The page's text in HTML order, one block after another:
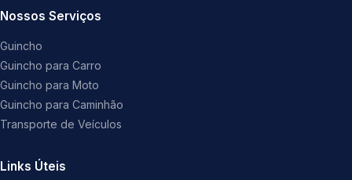
Nossos Serviços
Guincho
Guincho para Carro
Guincho para Moto
Guincho para Caminhão
Transporte de Veículos
Links Úteis